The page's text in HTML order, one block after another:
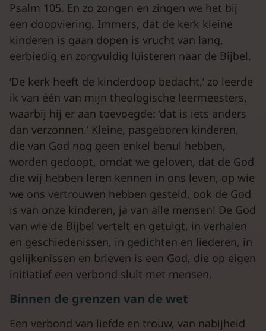
Psalm 105. En zo zongen en zingen we het bij
een doopviering. Immers, dat de kerk kleine
kinderen is gaan dopen is vrucht van lang,
eerbiedig en zorgvuldig luisteren naar de Bijbel.
‘De kerk heeft de kinderdoop bedacht,’ zo leerde
ik van één van mijn theologische leermeesters,
waarbij hij er aan toevoegde: ‘dat is iets anders
dan verzonnen.’ Kleine, pasgeboren kinderen,
die van God nog geen enkel benul hebben,
worden gedoopt, omdat we geloven, dat de God
die wij hebben leren kennen in ons leven, op wie
we ons vertrouwen hebben gesteld, ook de God
is van onze kinderen, ja van alle mensen! De God
van wie de Bijbel vertelt en getuigt, in verhalen
en geschiedenissen, in gedichten en liederen, in
gelijkenissen en brieven is een God, die op eigen
initiatief een verbond sluit met mensen.
Binnen de grenzen van de wet
Een verbond van liefde en trouw, van nabijheid